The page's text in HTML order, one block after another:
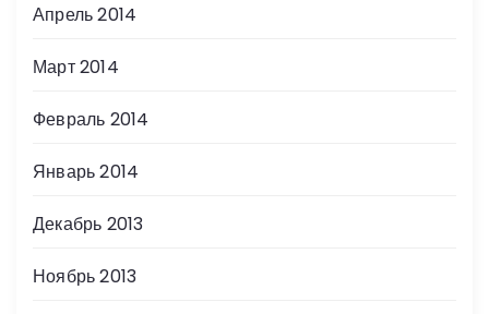
Апрель 2014
Март 2014
Февраль 2014
Январь 2014
Декабрь 2013
Ноябрь 2013